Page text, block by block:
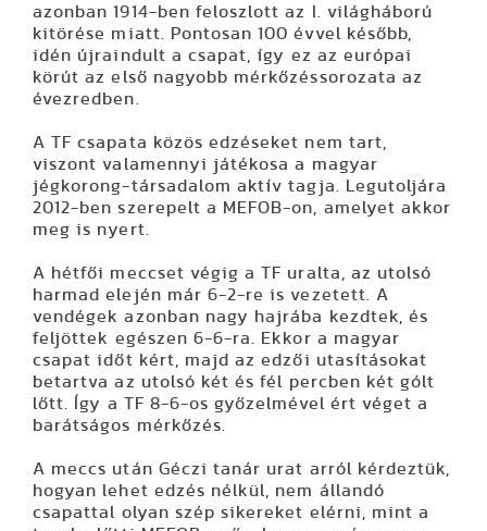
azonban 1914-ben feloszlott az I. világháború
kitörése miatt. Pontosan 100 évvel később,
idén újraindult a csapat, így ez az európai
körút az első nagyobb mérkőzéssorozata az
évezredben.
A TF csapata közös edzéseket nem tart,
viszont valamennyi játékosa a magyar
jégkorong-társadalom aktív tagja. Legutoljára
2012-ben szerepelt a MEFOB-on, amelyet akkor
meg is nyert.
A hétfői meccset végig a TF uralta, az utolsó
harmad elején már 6-2-re is vezetett. A
vendégek azonban nagy hajrába kezdtek, és
feljöttek egészen 6-6-ra. Ekkor a magyar
csapat időt kért, majd az edzői utasításokat
betartva az utolsó két és fél percben két gólt
lőtt. Így a TF 8-6-os győzelmével ért véget a
barátságos mérkőzés.
A meccs után Géczi tanár urat arról kérdeztük,
hogyan lehet edzés nélkül, nem állandó
csapattal olyan szép sikereket elérni, mint a